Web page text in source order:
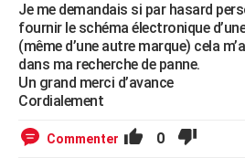
Je me demandais si par hasard
fournir le schéma électronique
(même d’une autre marque) cela
dans ma recherche de panne.
Un grand merci d’avance
Cordialement
Commenter 0